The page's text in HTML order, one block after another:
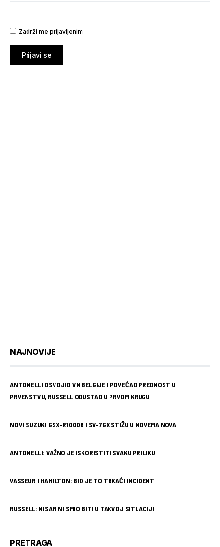
Zadrži me prijavljenim
Prijavi se
NAJNOVIJE
ANTONELLI OSVOJIO VN BELGIJE I POVEĆAO PREDNOST U
PRVENSTVU, RUSSELL ODUSTAO U PRVOM KRUGU
NOVI SUZUKI GSX-R1000R I SV-7GX STIŽU U NOVEMA NOVA
ANTONELLI: VAŽNO JE ISKORISTITI SVAKU PRILIKU
VASSEUR I HAMILTON: BIO JE TO TRKAĆI INCIDENT
RUSSELL: NISAM NI SMIO BITI U TAKVOJ SITUACIJI
PRETRAGA